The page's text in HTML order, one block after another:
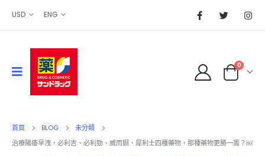
USD ENG
0
首頁 BLOG
未分類
治療陽痿早洩，必利吉、必利勁、威而鋼、犀利士四種藥物，那種藥物更勝一籌？￼